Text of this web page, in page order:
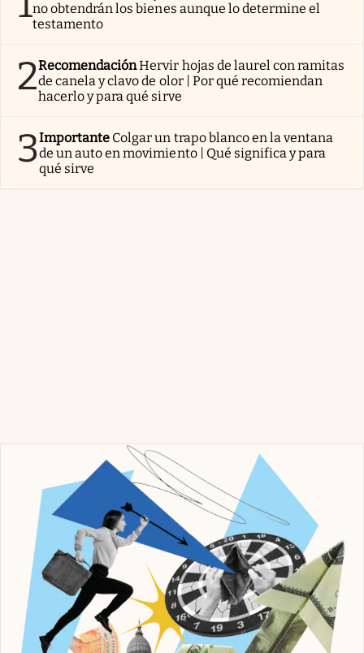
no obtendrán los bienes aunque lo determine el
testamento
2RecomendaciónHervir hojas de laurel con ramitas
de canela y clavo de olor | Por qué recomiendan
hacerlo y para qué sirve
3Importante Colgar un trapo blanco en la ventana
de un auto en movimiento | Qué significa y para
qué sirve